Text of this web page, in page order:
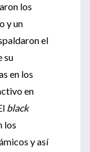
los
y un
el
su
en los
en
black
los
y así